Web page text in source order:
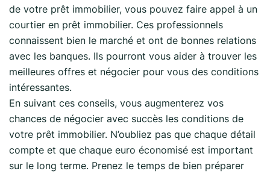
de votre prêt immobilier, vous pouvez faire appel à un
courtier en prêt immobilier. Ces professionnels
connaissent bien le marché et ont de bonnes relations
avec les banques. Ils pourront vous aider à trouver les
meilleures offres et négocier pour vous des conditions
intéressantes.
En suivant ces conseils, vous augmenterez vos
chances de négocier avec succès les conditions de
votre prêt immobilier. N’oubliez pas que chaque détail
compte et que chaque euro économisé est important
sur le long terme. Prenez le temps de bien préparer